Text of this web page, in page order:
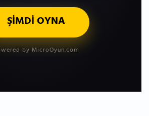
ŞİMDİ OYNA
by MicroOyun.com